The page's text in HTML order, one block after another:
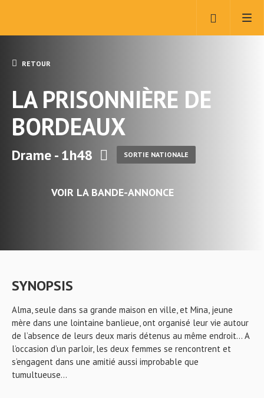
RETOUR
LA PRISONNIÈRE DE
BORDEAUX
Drame - 1h48 SORTIE NATIONALE
VOIR LA BANDE-ANNONCE
SYNOPSIS
Alma, seule dans sa grande maison en ville, et Mina, jeune
mère dans une lointaine banlieue, ont organisé leur vie autour
de l’absence de leurs deux maris détenus au même endroit… A
l’occasion d’un parloir, les deux femmes se rencontrent et
s’engagent dans une amitié aussi improbable que
tumultueuse…